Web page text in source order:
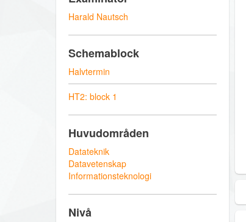
Harald Nautsch
Schemablock
Halvtermin
HT2: block 1
Huvudområden
Datateknik
Datavetenskap
Informationsteknologi
Nivå